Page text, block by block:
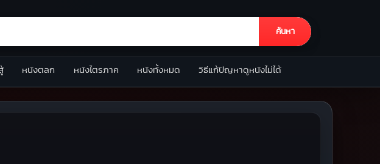
ค้นหา
หนังตลก หนังไตรภาค หนังทั้งหมด วิธีแก้ปัญหาดูหนังไม่ได้